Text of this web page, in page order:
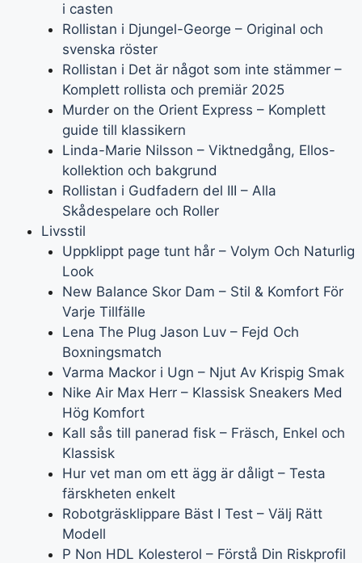
i casten
Rollistan i Djungel-George – Original och
svenska röster
Rollistan i Det är något som inte stämmer –
Komplett rollista och premiär 2025
Murder on the Orient Express – Komplett
guide till klassikern
Linda-Marie Nilsson – Viktnedgång, Ellos-
kollektion och bakgrund
Rollistan i Gudfadern del III – Alla
Skådespelare och Roller
Livsstil
Uppklippt page tunt hår – Volym Och Naturlig
Look
New Balance Skor Dam – Stil & Komfort För
Varje Tillfälle
Lena The Plug Jason Luv – Fejd Och
Boxningsmatch
Varma Mackor i Ugn – Njut Av Krispig Smak
Nike Air Max Herr – Klassisk Sneakers Med
Hög Komfort
Kall sås till panerad fisk – Fräsch, Enkel och
Klassisk
Hur vet man om ett ägg är dåligt – Testa
färskheten enkelt
Robotgräsklippare Bäst I Test – Välj Rätt
Modell
P Non HDL Kolesterol – Förstå Din Riskprofil